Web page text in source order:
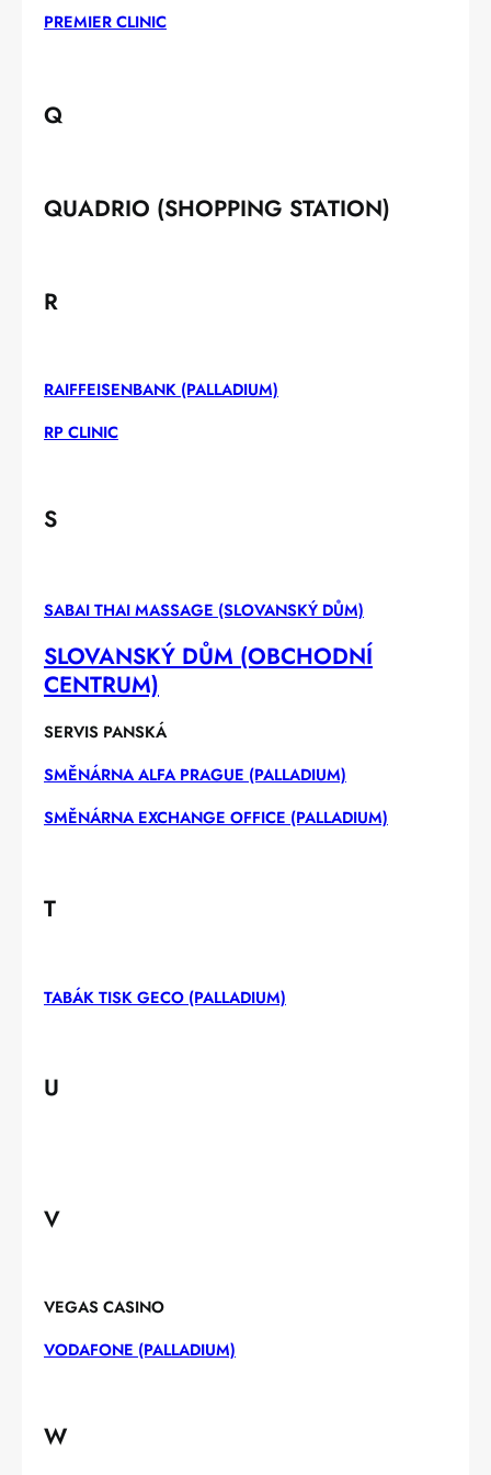
PREMIER CLINIC
Q
QUADRIO (SHOPPING STATION)
R
RAIFFEISENBANK (PALLADIUM)
RP CLINIC
S
SABAI THAI MASSAGE (SLOVANSKÝ DŮM)
SLOVANSKÝ DŮM (OBCHODNÍ
CENTRUM)
SERVIS PANSKÁ
SMĚNÁRNA ALFA PRAGUE (PALLADIUM)
SMĚNÁRNA EXCHANGE OFFICE (PALLADIUM)
T
TABÁK TISK GECO (PALLADIUM)
U
V
VEGAS CASINO
VODAFONE (PALLADIUM)
W